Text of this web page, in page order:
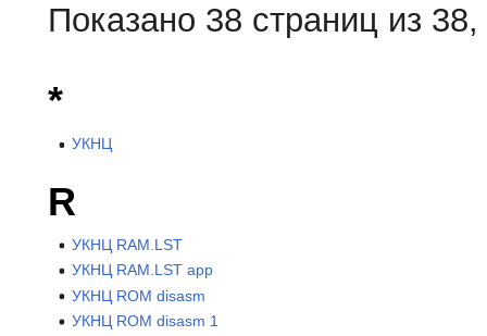
Показано 38 страниц из
*
УКНЦ
R
УКНЦ RAM.LST
УКНЦ RAM.LST app
УКНЦ ROM disasm
УКНЦ ROM disasm 1